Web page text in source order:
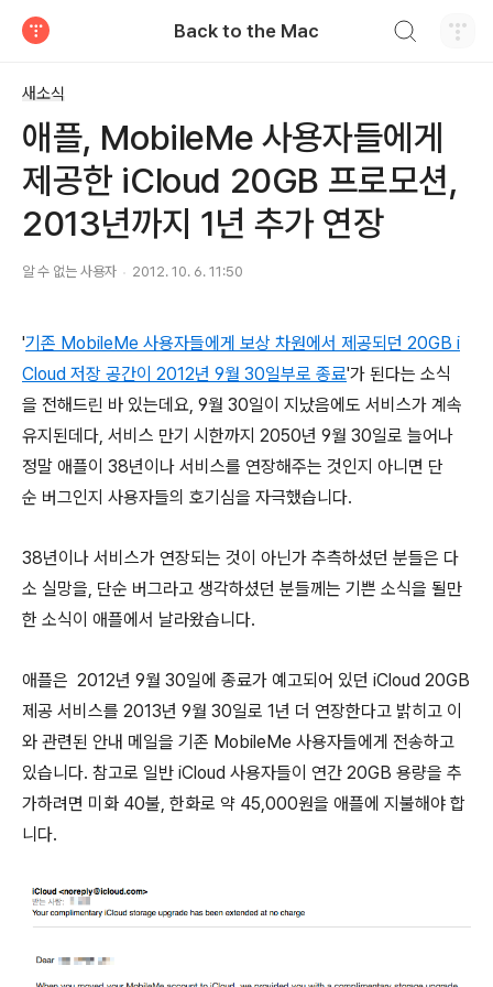
Back to the Mac
새소식
애플, MobileMe 사용자들에게
제공한 iCloud 20GB 프로모션,
2013년까지 1년 추가 연장
알 수 없는 사용자 2012. 10. 6. 11:50
'기존 MobileMe 사용자들에게 보상 차원에서 제공되던 20GB i
Cloud 저장 공간이 2012년 9월 30일부로 종료'가 된다는 소식
을 전해드린 바 있는데요, 9월 30일이 지났음에도 서비스가 계속
유지된데다, 서비스 만기 시한까지 2050년 9월 30일로 늘어나
정말 애플이 38년이나 서비스를 연장해주는 것인지 아니면 단
순 버그인지 사용자들의 호기심을 자극했습니다.
38년이나 서비스가 연장되는 것이 아닌가 추측하셨던 분들은 다
소 실망을, 단순 버그라고 생각하셨던 분들께는 기쁜 소식을 될만
한 소식이 애플에서 날라왔습니다.
애플은 2012년 9월 30일에 종료가 예고되어 있던 iCloud 20GB
제공 서비스를 2013년 9월 30일로 1년 더 연장한다고 밝히고 이
와 관련된 안내 메일을 기존 MobileMe 사용자들에게 전송하고
있습니다. 참고로 일반 iCloud 사용자들이 연간 20GB 용량을 추
가하려면 미화 40불, 한화로 약 45,000원을 애플에 지불해야 합
니다.